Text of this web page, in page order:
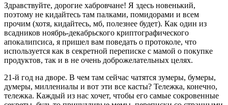
Здравствуйте, дорогие хабровчане! Я здесь новенький,
поэтому не кидайтесь там палками, помидорами и всем
прочим (хотя, кидайтесь, мб, полезнее будет). Как один из
всадников ноябрь-декабрьского криптографического
апокалипсиса, я пришел вам поведать о протоколе, что
используется как в секретной переписке с мамой о покупке
продуктов, так и в не очень доброжелательных целях.
21-й год на дворе. В чем там сейчас чатятся зумеры, бумеры,
думеры, миллениалы и вот эти все касты? Тележка, конечно,
тележка. Каждый из нас хочет, чтобы его самые сокровенные